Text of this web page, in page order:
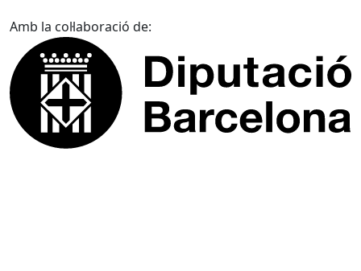
Amb la col·laboració de: